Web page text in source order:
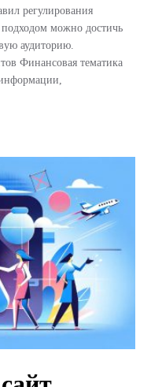
регулирования
можно достичь
аудиторию.
Финансовая тематика